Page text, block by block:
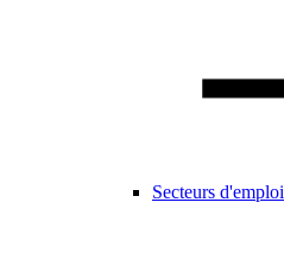
Secteurs d'emploi